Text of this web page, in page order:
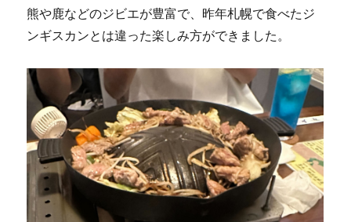
熊や鹿などのジビエが豊富で、昨年札幌で食べたジ
ンギスカンとは違った楽しみ方ができました。